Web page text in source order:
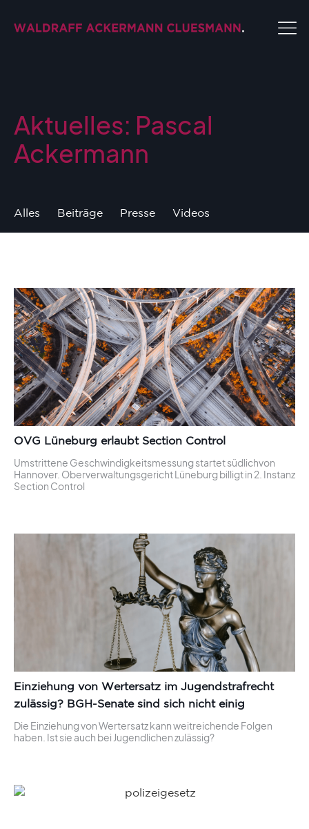
Aktuelles: Pascal
Ackermann
Alles Beiträge Presse Videos
OVG Lüneburg erlaubt Section Control
Umstrittene Geschwindigkeitsmessung startet südlichvon
Hannover. Oberverwaltungsgericht Lüneburg billigt in 2. Instanz
Section Control
Einziehung von Wertersatz im Jugendstrafrecht
zulässig? BGH-Senate sind sich nicht einig
Die Einziehung von Wertersatz kann weitreichende Folgen
haben. Ist sie auch bei Jugendlichen zulässig?